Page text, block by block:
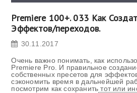
Premiere 100+. 033 Как
Эффектов/переходов.
30.11.2017
Очень важно понимать, как
Premiere Pro. И правильное
собственных пресетов для
сэкономить время в дальнейшей
посмотрим как сохранить тот или